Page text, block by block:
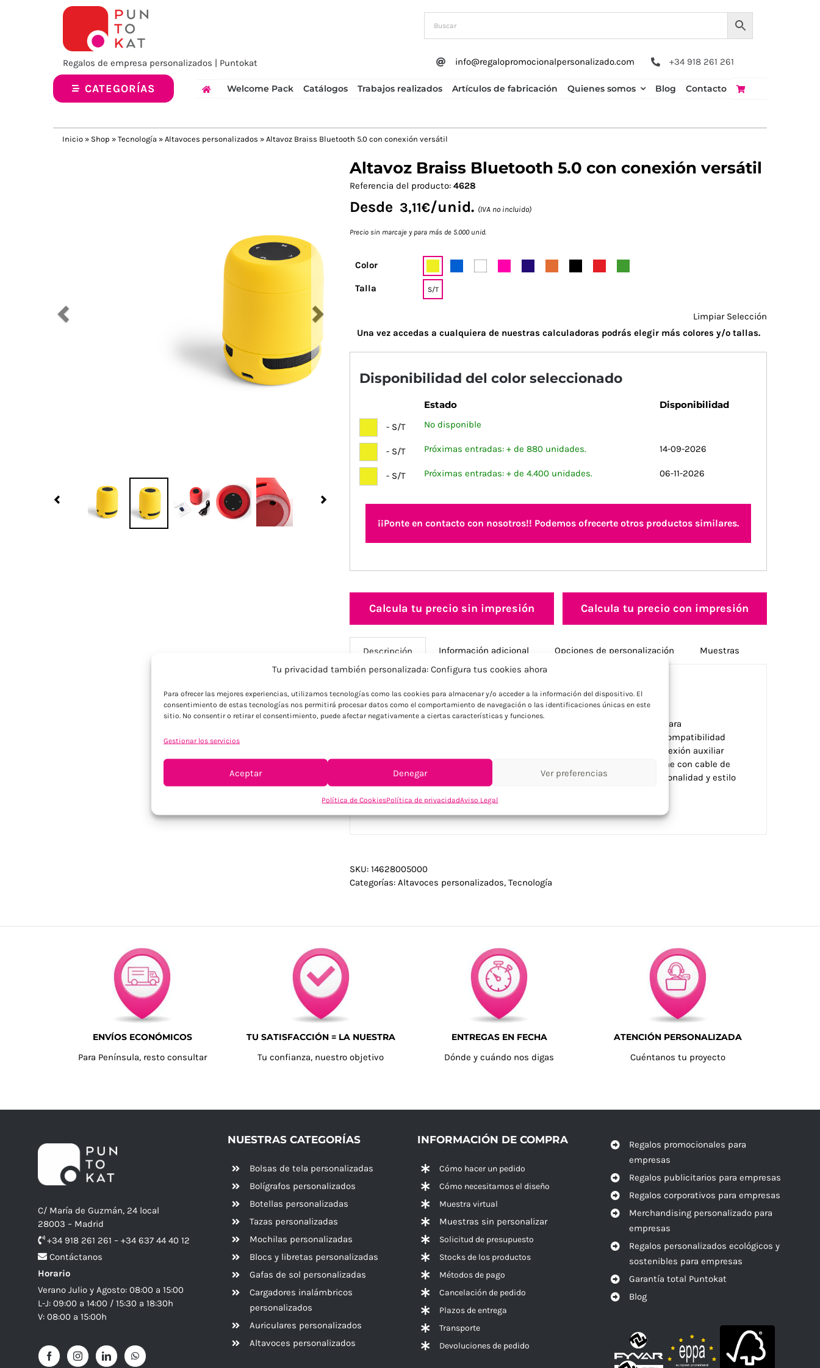
Tu privacidad también personalizada: Configura tus cookies ahora
Para ofrecer las mejores experiencias, utilizamos tecnologías como las cookies para almacenar y/o acceder a la información del dispositivo. El
consentimiento de estas tecnologías nos permitirá procesar datos como el comportamiento de navegación o las identificaciones únicas en este
sitio. No consentir o retirar el consentimiento, puede afectar negativamente a ciertas características y funciones.
Gestionar los servicios
Aceptar Denegar Ver preferencias
Política de CookiesPolítica de privacidadAviso Legal
Regalos de empresa personalizados | Puntokat info@regalopromocionalpersonalizado.com +34 918 261 261
CATEGORÍAS Welcome Pack Catálogos Trabajos realizados Artículos de fabricación Quienes somos Blog Contacto
Inicio » Shop » Tecnología » Altavoces personalizados » Altavoz Braiss Bluetooth 5.0 con conexión versátil
Altavoz Braiss Bluetooth 5.0 con conexión versátil
Referencia del producto: 4628
Desde 3,11€/unid. (IVA no incluido)
Precio sin marcaje y para más de 5.000 unid.
Color
Talla S/T
Limpiar Selección
Una vez accedas a cualquiera de nuestras calculadoras podrás elegir más colores y/o tallas.
Disponibilidad del color seleccionado
Estado Disponibilidad
- S/T No disponible
- S/T Próximas entradas: + de 880 unidades. 14-09-2026
- S/T Próximas entradas: + de 4.400 unidades. 06-11-2026
¡¡Ponte en contacto con nosotros!! Podemos ofrecerte otros productos similares.
Calcula tu precio sin impresión Calcula tu precio con impresión
Descripción Información adicional Opciones de personalización Muestras
Descripción
Altavoz Bluetooth completo con múltiples opciones de conectividad para
merchandising tecnológico. Potencia 3W con función manos libres y compatibilidad
universal iOS y Android. Incluye lector tarjeta mini SD hasta 32GB, conexión auxiliar
jack 3.5mm y acabado mate elegante en variada gama de colores. Viene con cable de
carga y cable auxiliar incluidos. Ideal para empresas que buscan funcionalidad y estilo
SKU: 14628005000
Categorías: Altavoces personalizados, Tecnología
ENVÍOS ECONÓMICOS
Para Península, resto consultar
TU SATISFACCIÓN = LA NUESTRA
Tu confianza, nuestro objetivo
ENTREGAS EN FECHA
Dónde y cuándo nos digas
ATENCIÓN PERSONALIZADA
Cuéntanos tu proyecto
C/ María de Guzmán, 24 local
28003 – Madrid
+34 918 261 261 – +34 637 44 40 12
Contáctanos
Horario
Verano Julio y Agosto: 08:00 a 15:00
L-J: 09:00 a 14:00 / 15:30 a 18:30h
V: 08:00 a 15:00h
NUESTRAS CATEGORÍAS
Bolsas de tela personalizadas
Bolígrafos personalizados
Botellas personalizadas
Tazas personalizadas
Mochilas personalizadas
Blocs y libretas personalizadas
Gafas de sol personalizadas
Cargadores inalámbricos
personalizados
Auriculares personalizados
Altavoces personalizados
INFORMACIÓN DE COMPRA
Cómo hacer un pedido
Cómo necesitamos el diseño
Muestra virtual
Muestras sin personalizar
Solicitud de presupuesto
Stocks de los productos
Métodos de pago
Cancelación de pedido
Plazos de entrega
Transporte
Devoluciones de pedido
Regalos promocionales para
empresas
Regalos publicitarios para empresas
Regalos corporativos para empresas
Merchandising personalizado para
empresas
Regalos personalizados ecológicos y
sostenibles para empresas
Garantía total Puntokat
Blog